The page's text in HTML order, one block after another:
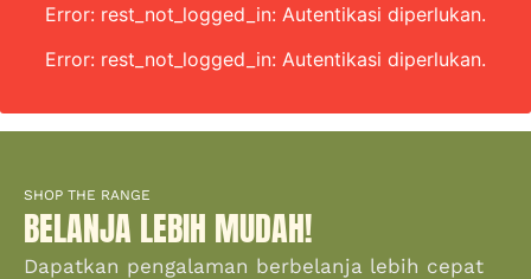
Error: rest_not_logged_in: Autentikasi diperlukan.
Error: rest_not_logged_in: Autentikasi diperlukan.
SHOP THE RANGE
BELANJA LEBIH MUDAH!
Dapatkan pengalaman berbelanja lebih cepat